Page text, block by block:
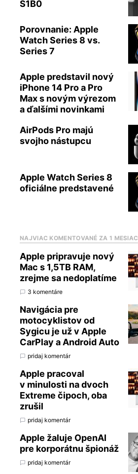
S1B0
Porovnanie: Apple
Watch Series 8 vs.
Series 7
Apple predstavil nový
iPhone 14 Pro a Pro
Max s novým výrezom
a ďalšími novinkami
AirPods Pro majú
svojho nástupcu
Apple Watch Series 8
oficiálne predstavené
NAJVIAC KOMENTOVANÉ ZA 1 MESIAC
Apple pripravuje nový
Mac s 1,5TB RAM,
zrejme sa nedoplatíme
3 komentáre
Navigácia pre
motocyklistov od
Sygicu je už v Apple
CarPlay a Android Auto
pridaj komentár
Apple pracoval
v minulosti na dvoch
Extreme čipoch, oba
zrušil
pridaj komentár
Apple žaluje OpenAI
pre korporátnu špionáž
pridaj komentár